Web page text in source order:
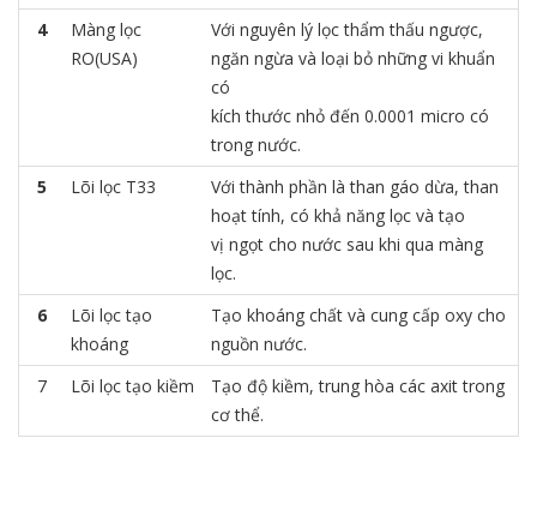
4
Màng lọc
RO(USA)
Với nguyên lý lọc thẩm thấu ngược,
ngăn ngừa và loại bỏ những vi khuẩn
có
kích thước nhỏ đến 0.0001 micro có
trong nước.
5
Lõi lọc T33
Với thành phần là than gáo dừa, than
hoạt tính, có khả năng lọc và tạo
vị ngọt cho nước sau khi qua màng
lọc.
6
Lõi lọc tạo
khoáng
Tạo khoáng chất và cung cấp oxy cho
nguồn nước.
7
Lõi lọc tạo kiềm
Tạo độ kiềm, trung hòa các axit trong
cơ thể.